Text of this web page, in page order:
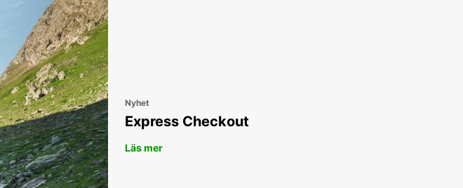
Nyhet
Express Checkout
Läs mer